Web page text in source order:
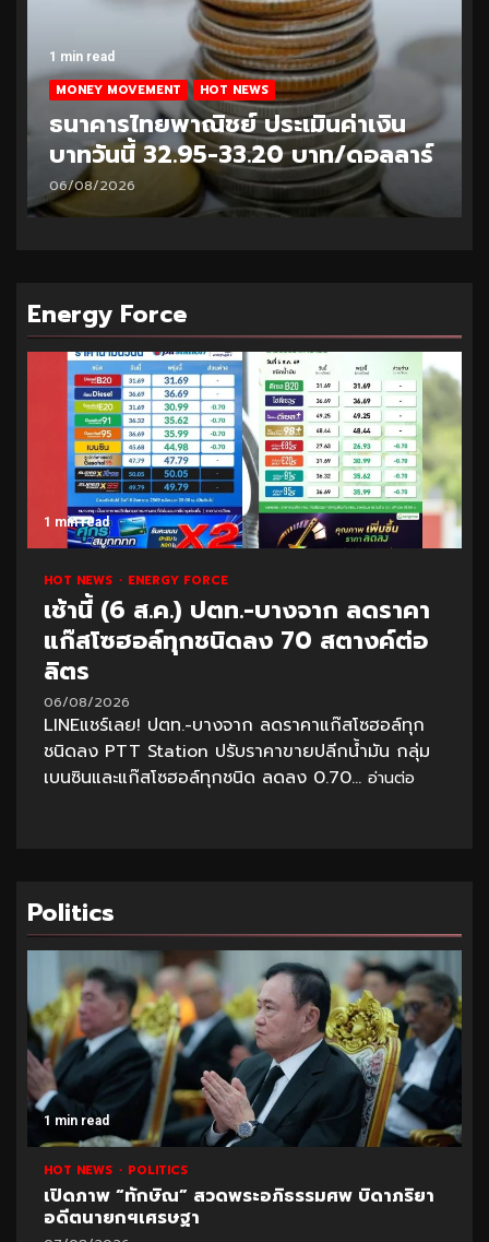
1 min read
MONEY MOVEMENT HOT NEWS
ธนาคารไทยพาณิชย์ ประเมินค่าเงิน
บาทวันนี้ 32.95-33.20 บาท/ดอลลาร์
06/08/2026
Energy Force
1 min read
HOT NEWS ENERGY FORCE
เช้านี้ (6 ส.ค.) ปตท.-บางจาก ลดราคา
แก๊สโซฮอล์ทุกชนิดลง 70 สตางค์ต่อ
ลิตร
06/08/2026
LINEแชร์เลย! ปตท.-บางจาก ลดราคาแก๊สโซฮอล์ทุก
ชนิดลง PTT Station ปรับราคาขายปลีกน้ำมัน กลุ่ม
เบนซินและแก๊สโซฮอล์ทุกชนิด ลดลง 0.70... อ่านต่อ
Politics
รมศพ บิดาภริยา
1 min read
ปูด!ข้อมูลใหม่สอบท้องถิ่น อ้างพบ